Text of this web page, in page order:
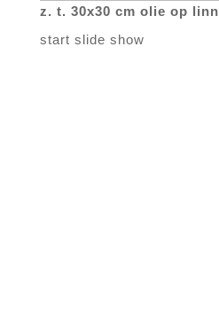
z. t. 30x30 cm olie op
start slide show